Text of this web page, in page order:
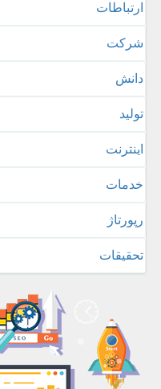
ارتباطات
شركت
دانش
تولید
اینترنت
خدمات
رپورتاژ
تحقیقات